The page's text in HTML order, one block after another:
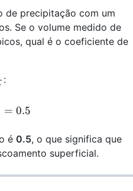
de precipitação com um
Se o volume medido de
qual é o coeficiente de
:
\frac{500}{1000} = 0.5
= 0.5
é 0.5, o que significa que
superficial.